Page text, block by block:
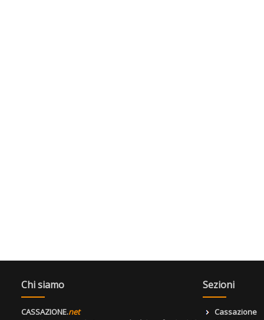
Chi siamo
CASSAZIONE.net
Sezioni
Cassazione